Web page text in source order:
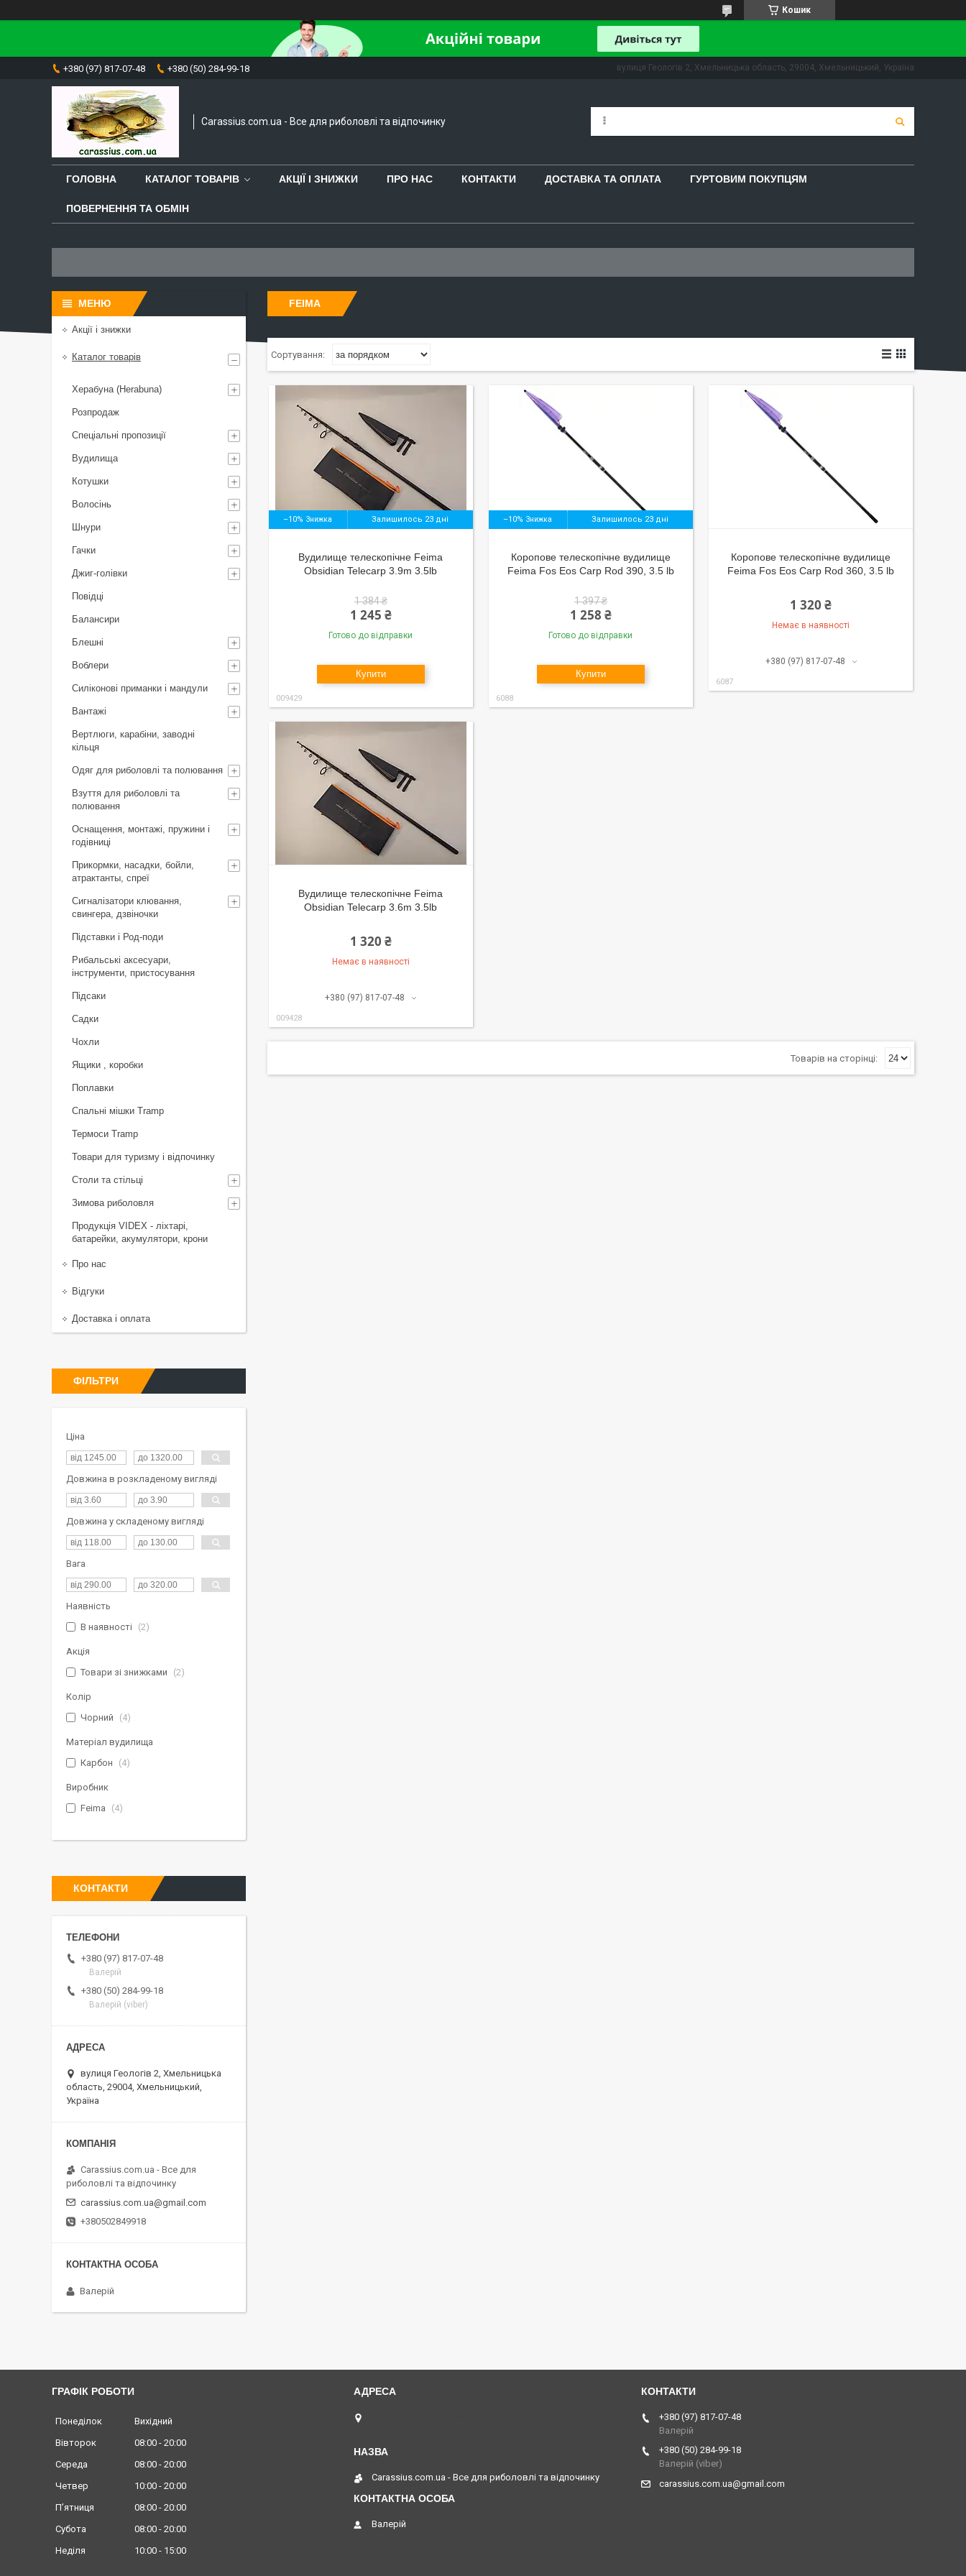
Кошик
+380 (97) 817-07-48 +380 (50) 284-99-18 вулиця Геологів 2, Хмельницька область, 29004, Хмельницький, Україна
Carassius.com.ua - Все для риболовлі та відпочинку
ГОЛОВНА КАТАЛОГ ТОВАРІВ АКЦІЇ І ЗНИЖКИ ПРО НАС КОНТАКТИ ДОСТАВКА ТА ОПЛАТА ГУРТОВИМ ПОКУПЦЯМ
ПОВЕРНЕННЯ ТА ОБМІН
FEIMA
–10% Залишилось 23 дні
Вудилище телескопічне Feima
Obsidian Telecarp 3.9m 3.5lb
1 384 ₴
1 245 ₴
Готово до відправки
Купити
009429
–10% Залишилось 23 дні
Коропове телескопічне вудилище
Feima Fos Eos Carp Rod 390, 3.5 lb
1 397 ₴
1 258 ₴
Готово до відправки
Купити
6088
Коропове телескопічне вудилище
Feima Fos Eos Carp Rod 360, 3.5 lb
1 320 ₴
Немає в наявності
+380 (97) 817-07-48
6087
Вудилище телескопічне Feima
Obsidian Telecarp 3.6m 3.5lb
1 320 ₴
Немає в наявності
+380 (97) 817-07-48
009428
Акції і знижки
Каталог товарів
Херабуна (Herabuna)
Розпродаж
Спеціальні пропозиції
Вудилища
Котушки
Волосінь
Шнури
Гачки
Джиг-голівки
Повідці
Балансири
Блешні
Воблери
Силіконові приманки і мандули
Вантажі
Вертлюги, карабіни, заводні
кільця
Одяг для риболовлі та полювання
Взуття для риболовлі та
полювання
Оснащення, монтажі, пружини і
годівниці
Прикормки, насадки, бойли,
атрактанты, спреї
Сигналізатори клювання,
свингера, дзвіночки
Підставки і Род-поди
Рибальські аксесуари,
інструменти, пристосування
Підсаки
Садки
Чохли
Ящики , коробки
Поплавки
Спальні мішки Tramp
Термоси Tramp
Товари для туризму і відпочинку
Столи та стільці
Зимова риболовля
Продукція VIDEX - ліхтарі,
батарейки, акумулятори, крони
Про нас
Відгуки
Доставка і оплата
ФІЛЬТРИ
Ціна
Довжина в розкладеному вигляді
Довжина у складеному вигляді
Вага
Наявність
В наявності
2
Акція
Товари зі знижками
2
Колір
Чорний
4
Матеріал вудилища
Карбон
4
Виробник
Feima
4
КОНТАКТИ
+380 (97) 817-07-48
Валерій
+380 (50) 284-99-18
Валерій (viber)
вулиця Геологів 2, Хмельницька
область, 29004, Хмельницький,
Україна
Carassius.com.ua - Все для
риболовлі та відпочинку
carassius.com.ua@gmail.com
+380502849918
Валерій
ГРАФІК РОБОТИ
Понеділок
Вихідний
Вівторок
08:00
20:00
Середа
08:00
20:00
Четвер
10:00
20:00
Пʼятниця
08:00
20:00
Субота
08:00
20:00
Неділя
10:00 15:00
Carassius.com.ua - Все для риболовлі та відпочинку
Валерій
+380 (97) 817-07-48
Валерій
+380 (50) 284-99-18
Валерій (viber)
carassius.com.ua@gmail.com